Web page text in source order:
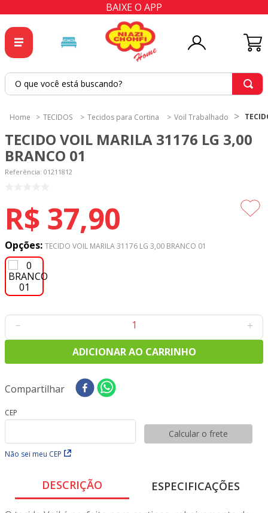
BAIXE O APP
O que você está buscando?
TECIDOS Tecidos para Cortina Voil Trabalhado
TECIDO VOIL MARILA 31176 LG 3,00
BRANCO 01
Referência: 01211812
R$ 37,90
Opções: TECIDO VOIL MARILA 31176 LG 3,00 BRANCO 01
＋
－
ADICIONAR AO CARRINHO
Compartilhar
CEP
Não sei meu CEP
Calcular o frete
DESCRIÇÃO ESPECIFICAÇÕES
2º
tapete
cortina
5º
tecido percal
6º
tecido tricoline
7º
percal
8º
tecido oxford
9º
tecidos
10º toalha mesa